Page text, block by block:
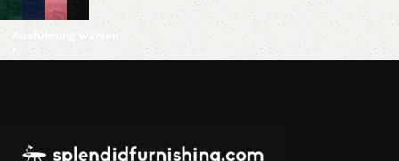
Ausführung wählen